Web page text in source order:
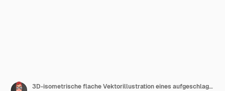
3D-isometrische flache Vektorillustration eines aufgeschlagenen Zahns